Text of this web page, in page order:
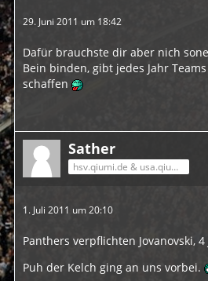
29. Juni 2011 um 18:42
Dafür brauchste dir aber nich
Bein binden, gibt jedes Jahr
schaffen
Sather
hsv.qiumi.de & usa.qiumi.de
1. Juli 2011 um 20:10
Panthers verpflichten Jovanovski, 4
Puh der Kelch ging an uns vorbei.